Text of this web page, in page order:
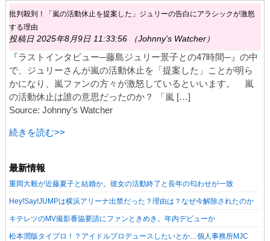
批判殺到！「嵐の活動休止を提案した」ジュリーの告白にアラシックが激怒
する理由
投稿日 2025年8月9日 11:33:56 （Johnny's Watcher）
『ラストインタビュー─藤島ジュリー景子との47時間─』の中
で、ジュリーさんが嵐の活動休止を「提案した」ことが明ら
かになり、嵐ファンの方々が激怒しているといいます。 嵐
の活動休止は誰の意思だったのか？ 「嵐 […]
Source: Johnny’s Watcher
続きを読む>>
最新情報
重岡大毅が近藤夏子と結婚か。彼女の活動終了と長年の匂わせが一致
Hey!Say!JUMPは横浜アリーナ出禁だった？理由は？なぜ今解除されたのか
キテレツのMV撮影番協要請にファンときめき。年内デビューか
松本潤版タイプロ！？アイドルプロデュースしたいとか…個人事務所MJC